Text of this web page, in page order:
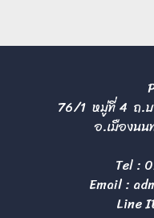
76/1 หมู่ที่ 4 ถ.บ
อ.เมืองน
Tel :
Email :
Line